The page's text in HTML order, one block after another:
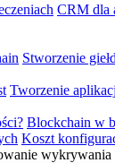
CRM dla
Stworzenie
Tworzenie
Blockchain w
Koszt
wykrywania